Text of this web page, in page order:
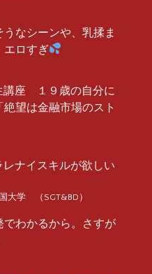
なシーンや、乳揉ま
エロすぎ
講座 １９歳の自分に
望は金融市場のスト
ナイスキルが欲しい
大学 （SGT&BD）
わかるから。さすが